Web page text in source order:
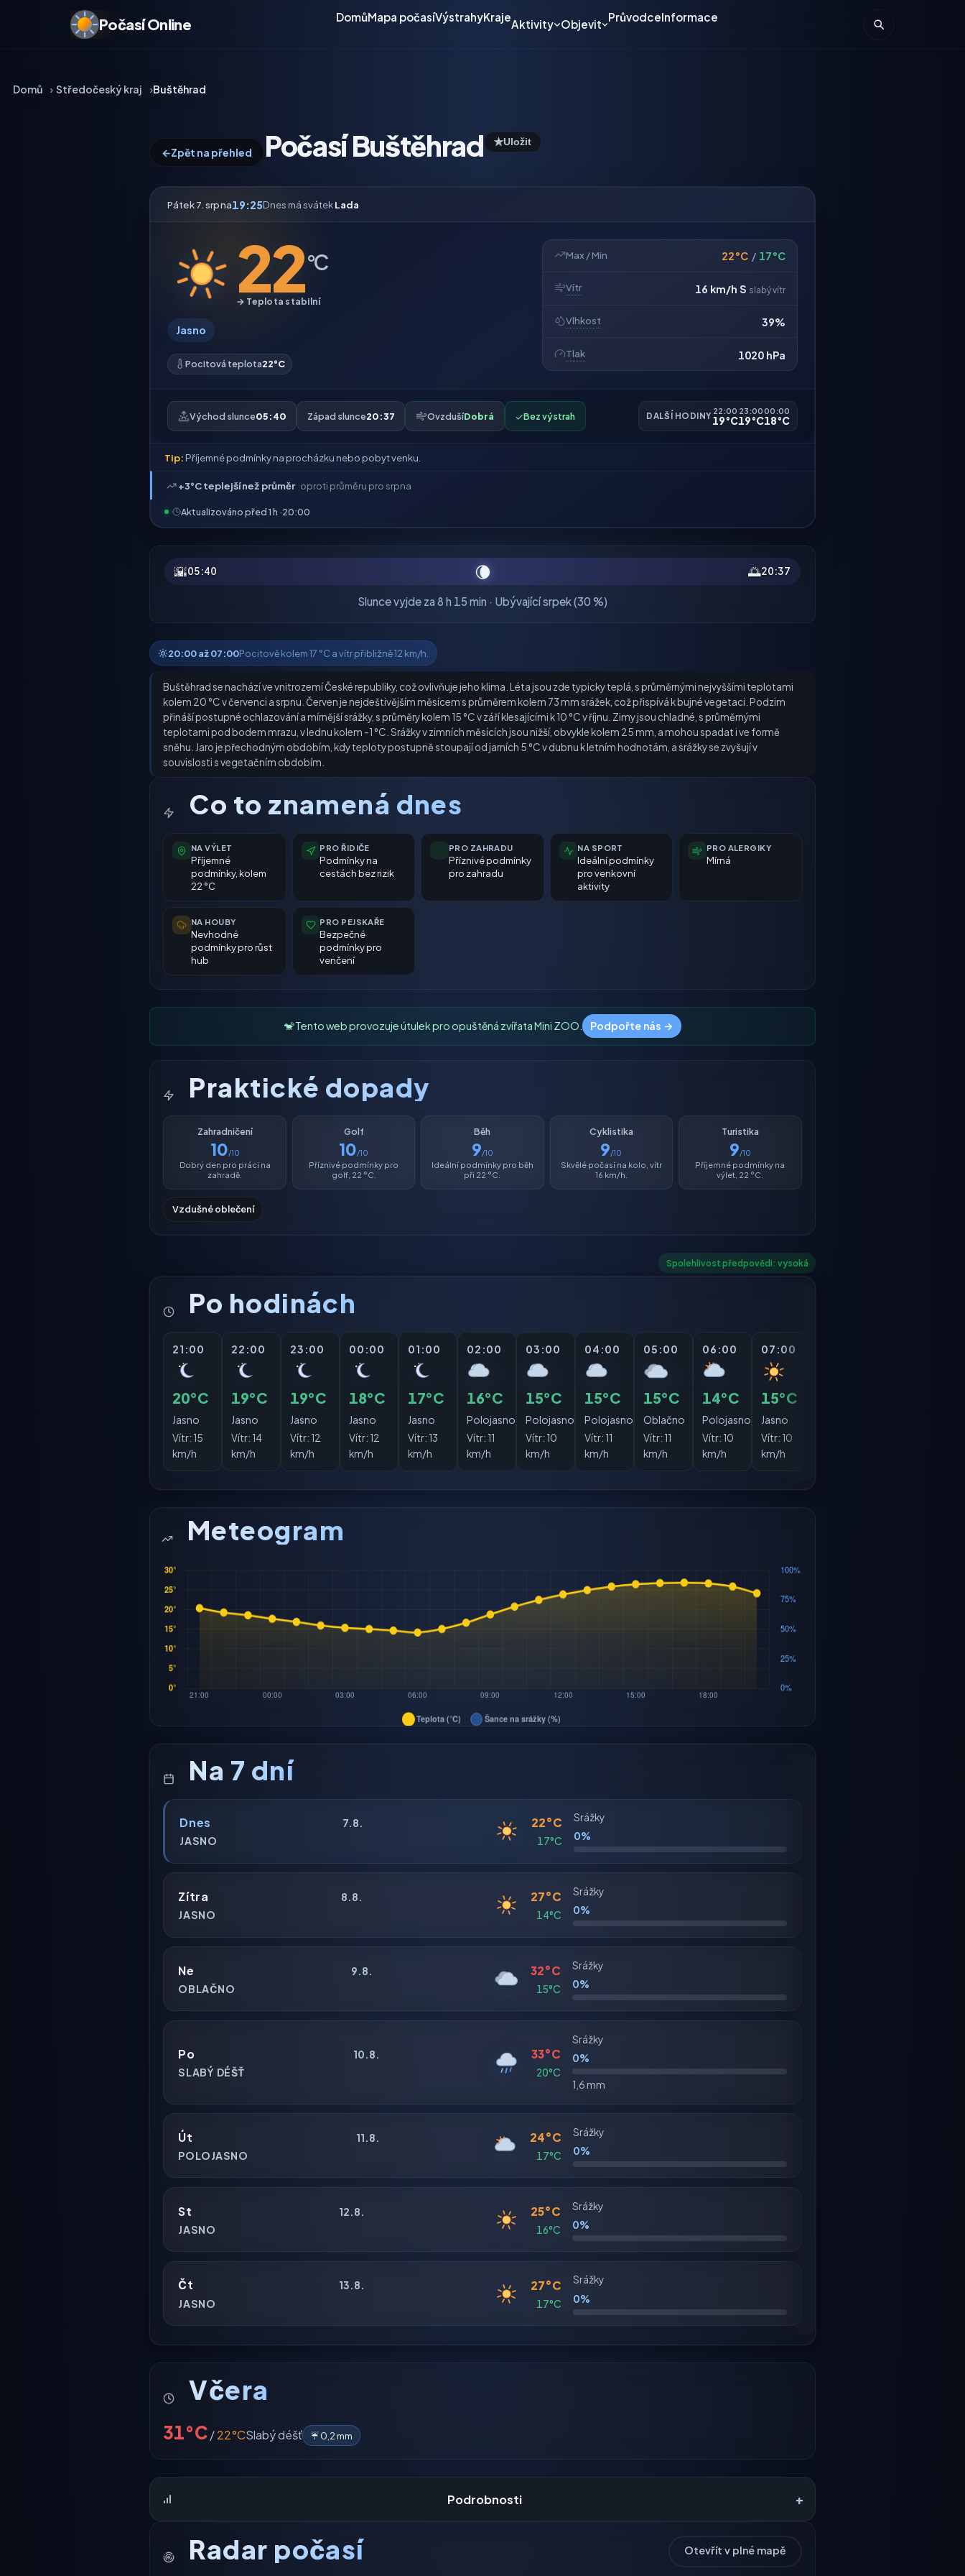
Počasí Online DomůMapa počasíVýstrahyKraje
Aktivity Objevit
PrůvodceInformace
Domů Středočeský kraj Buštěhrad
←Zpět na přehled Počasí Buštěhrad ★Uložit
Pátek 7. srpna19:25Dnes má svátekLada
22°C
→ Teplota stabilní
Jasno
Pocitová teplota22°C
Max / Min 22°C / 17°C
Vítr 16 km/h S slabý vítr
Vlhkost 39%
Tlak 1020 hPa
Východ slunce05:40 Západ slunce20:37 OvzdušíDobrá ✓Bez výstrah DALŠÍ HODINY
22:00
19°C
23:00
19°C
00:00
18°C
Tip: Příjemné podmínky na procházku nebo pobyt venku.
+3°C teplejší než průměr oproti průměru pro srpna
Aktualizováno před 1 h ·20:00
🌇05:40 🌘 🌅20:37
Slunce vyjde za 8 h 15 min · Ubývající srpek (30 %)
20:00 až 07:00Pocitově kolem 17 °C a vítr přibližně 12 km/h.
Buštěhrad se nachází ve vnitrozemí České republiky, což ovlivňuje jeho klima. Léta jsou zde typicky teplá, s průměrnými nejvyššími teplotami
kolem 20 °C v červenci a srpnu. Červen je nejdeštivějším měsícem s průměrem kolem 73 mm srážek, což přispívá k bujné vegetaci. Podzim
přináší postupné ochlazování a mírnější srážky, s průměry kolem 15 °C v září klesajícími k 10 °C v říjnu. Zimy jsou chladné, s průměrnými
teplotami pod bodem mrazu, v lednu kolem -1 °C. Srážky v zimních měsících jsou nižší, obvykle kolem 25 mm, a mohou spadat i ve formě
sněhu. Jaro je přechodným obdobím, kdy teploty postupně stoupají od jarních 5 °C v dubnu k letním hodnotám, a srážky se zvyšují v
souvislosti s vegetačním obdobím.
Co to znamená dnes
NA VÝLET
Příjemné
podmínky, kolem
22 °C
PRO ŘIDIČE
Podmínky na
cestách bez rizik
PRO ZAHRADU
Příznivé podmínky
pro zahradu
NA SPORT
Ideální podmínky
pro venkovní
aktivity
PRO ALERGIKY
Mírná
NA HOUBY
Nevhodné
podmínky pro růst
hub
PRO PEJSKAŘE
Bezpečné
podmínky pro
venčení
🐒 Tento web provozuje útulek pro opuštěná zvířata Mini ZOO. Podpořte nás →
Praktické dopady
Zahradničení
10/10
Dobrý den pro práci na
zahradě.
Golf
10/10
Příznivé podmínky pro
golf, 22 °C.
Běh
9/10
Ideální podmínky pro běh
při 22 °C.
Cyklistika
9/10
Skvělé počasí na kolo, vítr
16 km/h.
Turistika
9/10
Příjemné podmínky na
výlet, 22 °C.
Vzdušné oblečení
Spolehlivost předpovědi: vysoká
Po hodinách
21:00
20°C
Jasno
Vítr: 15
km/h
22:00
19°C
Jasno
Vítr: 14
km/h
23:00
19°C
Jasno
Vítr: 12
km/h
00:00
18°C
Jasno
Vítr: 12
km/h
01:00
17°C
Jasno
Vítr: 13
km/h
02:00
16°C
Polojasno
Vítr: 11
km/h
03:00
15°C
Polojasno
Vítr: 10
km/h
04:00
15°C
Polojasno
Vítr: 11
km/h
05:00
15°C
Oblačno
Vítr: 11
km/h
06:00
14°C
Polojasno
Vítr: 10
km/h
07:00
15°C
Jasno
Vítr: 10
km/h
Meteogram
Na 7 dní
Dnes
7.8.
JASNO
22°C
17°C
Srážky
0%
Zítra
8.8.
JASNO
27°C
14°C
Srážky
0%
Ne
9.8.
OBLAČNO
32°C
15°C
Srážky
0%
Po
10.8.
SLABÝ DÉŠŤ
33°C
20°C
Srážky
0%
1,6 mm
Út
11.8.
POLOJASNO
24°C
17°C
Srážky
0%
St
12.8.
JASNO
25°C
16°C
Srážky
0%
Čt
13.8.
JASNO
27°C
17°C
Srážky
0%
Včera
31°C/22°CSlabý déšť ☔ 0,2 mm
Podrobnosti +
Radar počasí Otevřít v plné mapě